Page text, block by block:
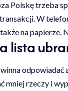
Polskę trzeba
W
na papierze.
lista
mniej rzeczy i